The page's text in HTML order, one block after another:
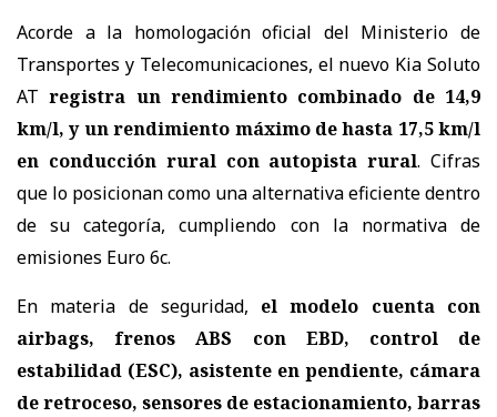
Acorde a la homologación oficial del Ministerio de
Transportes y Telecomunicaciones, el nuevo Kia Soluto
ATregistra un rendimiento combinado de 14,9
km/l, y un rendimiento máximo de hasta 17,5 km/l
en conducción rural con autopista rural. Cifras
que lo posicionan como una alternativa eficiente dentro
de su categoría, cumpliendo con la normativa de
emisiones Euro 6c.
En materia de seguridad, el modelo cuenta con
airbags, frenos ABS con EBD, control de
estabilidad (ESC), asistente en pendiente, cámara
de retroceso, sensores de estacionamiento, barras